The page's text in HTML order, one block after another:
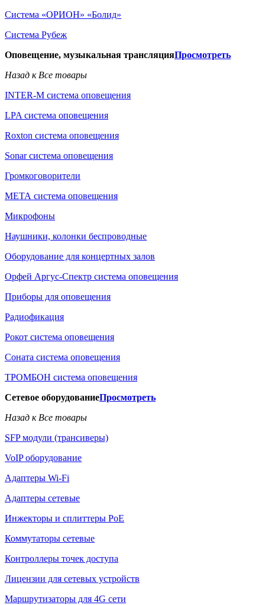
Система «ОРИОН» «Болид»
Система Рубеж
Оповещение, музыкальная трансляцияПросмотреть
Назад к Все товары
INTER-M система оповещения
LPA система оповещения
Roxton система оповещения
Sonar система оповещения
Громкоговорители
МЕТА система оповещения
Микрофоны
Наушники, колонки беспроводные
Оборудование для концертных залов
Орфей Аргус-Спектр система оповещения
Приборы для оповещения
Радиофикация
Рокот система оповещения
Соната система оповещения
ТРОМБОН система оповещения
Сетевое оборудованиеПросмотреть
Назад к Все товары
SFP модули (трансиверы)
VoIP оборудование
Адаптеры Wi-Fi
Адаптеры сетевые
Инжекторы и сплиттеры РоЕ
Коммутаторы сетевые
Контроллеры точек доступа
Лицензии для сетевых устройств
Маршрутизаторы для 4G сети